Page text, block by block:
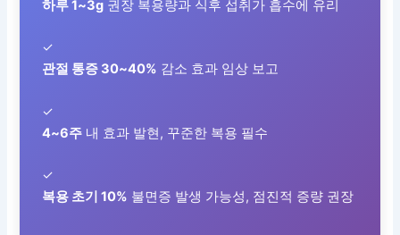
하루 1~3g 권장 복용량과 식후 섭취가 흡수에 유리
✓
관절 통증 30~40% 감소 효과 임상 보고
✓
4~6주 내 효과 발현, 꾸준한 복용 필수
✓
복용 초기 10% 불면증 발생 가능성, 점진적 증량 권장